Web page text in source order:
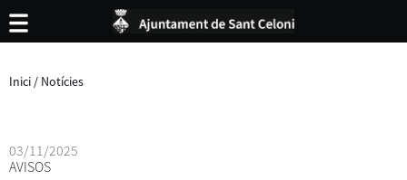
Inici / Notícies
03/11/2025
AVISOS